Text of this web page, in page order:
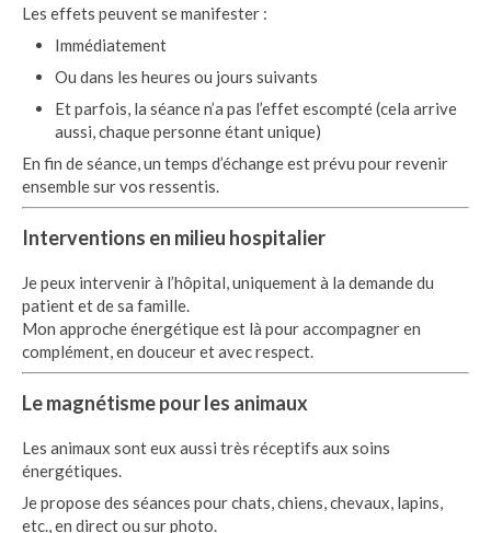
Les effets peuvent se manifester :
Immédiatement
Ou dans les heures ou jours suivants
Et parfois, la séance n’a pas l’effet escompté (cela arrive
aussi, chaque personne étant unique)
En fin de séance, un temps d’échange est prévu pour revenir
ensemble sur vos ressentis.
Interventions en milieu hospitalier
Je peux intervenir à l’hôpital, uniquement à la demande du
patient et de sa famille.
Mon approche énergétique est là pour accompagner en
complément, en douceur et avec respect.
Le magnétisme pour les animaux
Les animaux sont eux aussi très réceptifs aux soins
énergétiques.
Je propose des séances pour chats, chiens, chevaux, lapins,
etc., en direct ou sur photo.